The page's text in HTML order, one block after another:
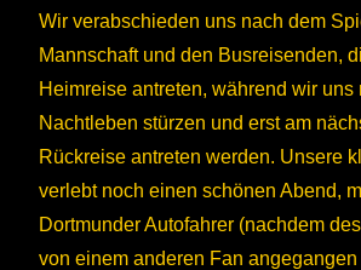
Wir verabschieden uns nach dem
Mannschaft und den Busreisenden,
Heimreise antreten, während wir uns
Nachtleben stürzen und erst am
Rückreise antreten werden. Unsere
verlebt noch einen schönen Abend,
Dortmunder Autofahrer (nachdem
von einem anderen Fan